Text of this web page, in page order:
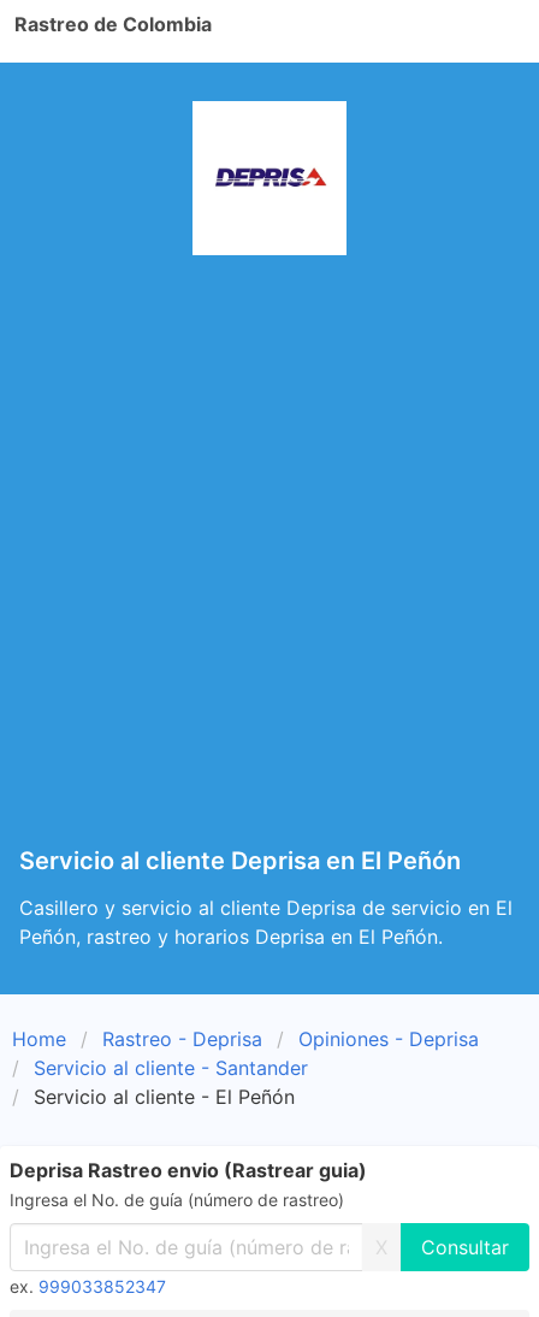
Rastreo de Colombia
Servicio al cliente Deprisa en El Peñón
Casillero y servicio al cliente Deprisa de servicio en El
Peñón, rastreo y horarios Deprisa en El Peñón.
Home Rastreo - Deprisa
Opiniones - Deprisa
Servicio al cliente - Santander
Servicio al cliente - El Peñón
Deprisa Rastreo envio (Rastrear guia)
Ingresa el No. de guía (número de rastreo)
X
ex. 999033852347